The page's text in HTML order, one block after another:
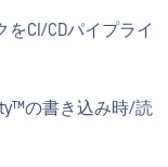
をCI/CDパイプライ
の書き込み時/読